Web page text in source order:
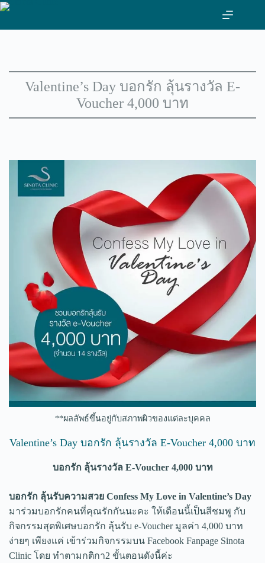
ข้าม
Valentine’s Day บอกรัก ลุ้นรางวัล E-
Voucher 4,000 บาท
**ผลลัพธ์ขึ้นอยู่กับสภาพผิวของแต่ละบุคคล
Valentine’s Day บอกรัก ลุ้นรางวัล E-Voucher 4,000 บาท
บอกรัก ลุ้นรางวัล E-Voucher 4,000 บาท
บอกรัก ลุ้นรับความสวย Confess My Love in Valentine’s Day
มาร่วมบอกรักคนที่คุณรักกันนะคะ ให้เดือนนี้เป็นสีชมพู กับ
กิจกรรมสุดพิเศษบอกรัก ลุ้นรับ e-Voucher มูลค่า 4,000 บาท
ง่ายๆ เพียงแค่ เข้าร่วมกิจกรรมบน Facebook Fanpage Sinota
Clinic โดย ทำตามกติกา2 ขั้นตอนดังนี้ค่ะ